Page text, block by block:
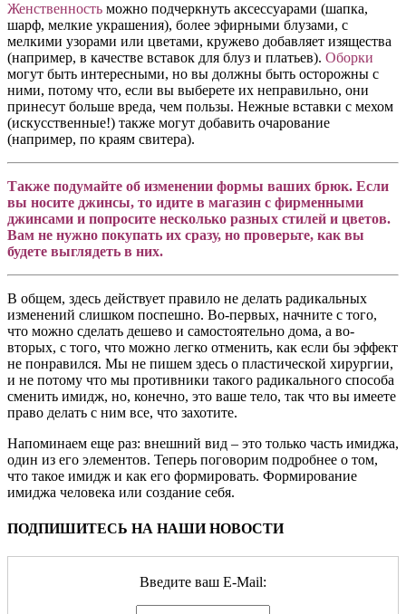
Женственность можно подчеркнуть аксессуарами (шапка,
шарф, мелкие украшения), более эфирными блузами, с
мелкими узорами или цветами, кружево добавляет изящества
(например, в качестве вставок для блуз и платьев). Оборки
могут быть интересными, но вы должны быть осторожны с
ними, потому что, если вы выберете их неправильно, они
принесут больше вреда, чем пользы. Нежные вставки с мехом
(искусственные!) также могут добавить очарование
(например, по краям свитера).
Также подумайте об изменении формы ваших брюк. Если
вы носите джинсы, то идите в магазин с фирменными
джинсами и попросите несколько разных стилей и цветов.
Вам не нужно покупать их сразу, но проверьте, как вы
будете выглядеть в них.
В общем, здесь действует правило не делать радикальных
изменений слишком поспешно. Во-первых, начните с того,
что можно сделать дешево и самостоятельно дома, а во-
вторых, с того, что можно легко отменить, как если бы эффект
не понравился. Мы не пишем здесь о пластической хирургии,
и не потому что мы противники такого радикального способа
сменить имидж, но, конечно, это ваше тело, так что вы имеете
право делать с ним все, что захотите.
Напоминаем еще раз: внешний вид – это только часть имиджа,
один из его элементов. Теперь поговорим подробнее о том,
что такое имидж и как его формировать. Формирование
имиджа человека или создание себя.
ПОДПИШИТЕСЬ НА НАШИ НОВОСТИ
Введите ваш E-Mail: